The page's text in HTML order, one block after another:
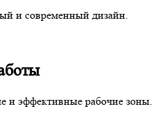
и современный дизайн.
и эффективные рабочие зоны.